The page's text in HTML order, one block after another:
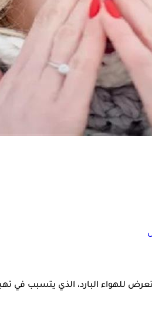
للهواء البارد، الذي يتسبب في